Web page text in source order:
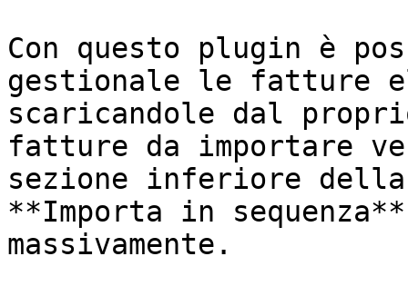
Con questo plugin è
gestionale le fatture
scaricandole dal
fatture da importare
sezione inferiore
**Importa in
massivamente.